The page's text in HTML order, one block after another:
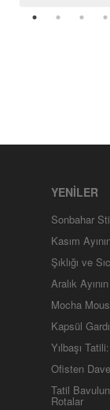
YENİLER
Sonbahar
Kasım
Şıklığı ve
Aralık
Mocha
Kapsül
Yılbaşı
Ofisten
Tatil
Rotalar